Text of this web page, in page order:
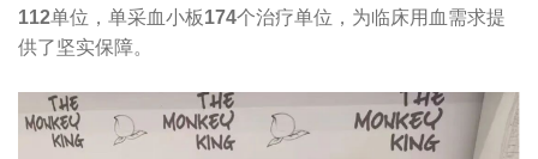
112单位，单采血小板174个治疗单位，为临床用血需求提
供了坚实保障。